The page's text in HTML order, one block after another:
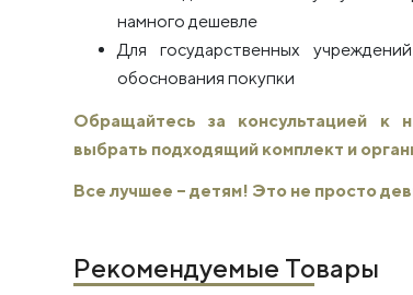
намного дешевле
Для государственных
обоснования покупки
Обращайтесь за консультацией к
выбрать подходящий комплект и
Все лучшее – детям! Это не просто
Рекомендуемые Товары